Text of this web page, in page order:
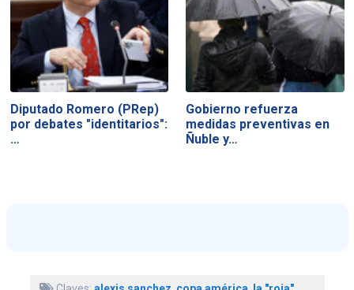
Diputado Romero (PRep)
por debates "identitarios":
…
Gobierno refuerza
medidas preventivas en
Ñuble y…